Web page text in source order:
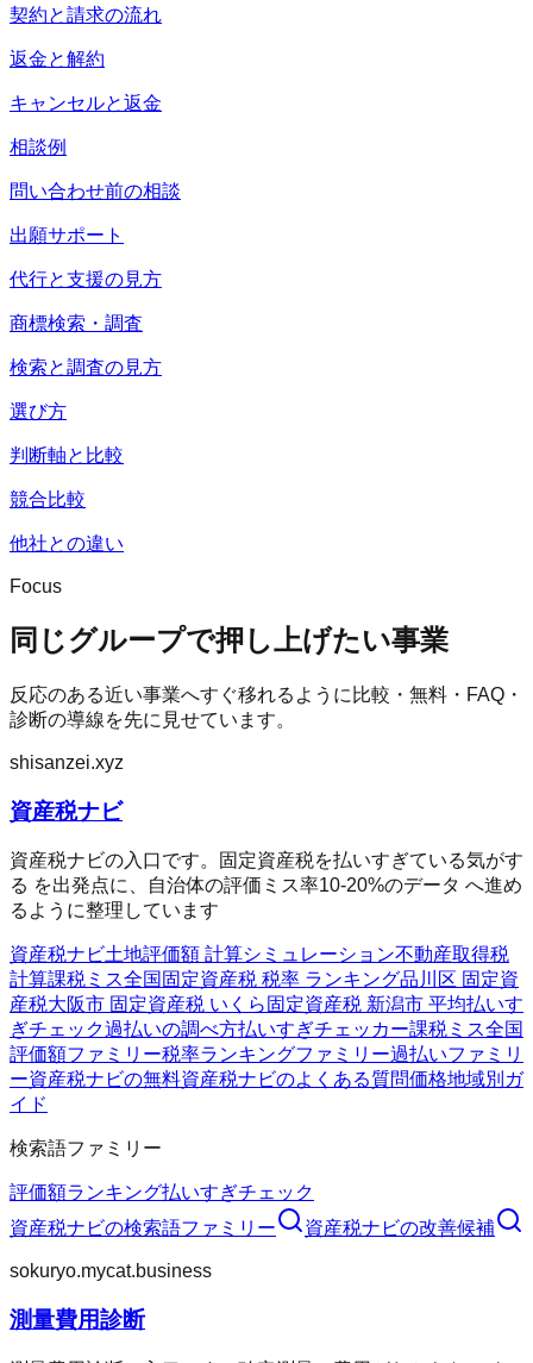
契約と請求の流れ
返金と解約
キャンセルと返金
相談例
問い合わせ前の相談
出願サポート
代行と支援の見方
商標検索・調査
検索と調査の見方
選び方
判断軸と比較
競合比較
他社との違い
Focus
同じグループで押し上げたい事業
反応のある近い事業へすぐ移れるように比較・無料・FAQ・
診断の導線を先に見せています。
shisanzei.xyz
資産税ナビ
資産税ナビの入口です。固定資産税を払いすぎている気がす
る を出発点に、自治体の評価ミス率10-20%のデータ へ進め
るように整理しています
資産税ナビ土地評価額 計算シミュレーション不動産取得税
計算課税ミス全国 固定資産税 税率 ランキング品川区 固定資
産税大阪市 固定資産税 いくら 固定資産税 新潟市 平均払いす
ぎチェック過払いの調べ方払いすぎチェッカー課税ミス全国
評価額ファミリー税率ランキングファミリー過払いファミリ
ー資産税ナビの無料資産税ナビのよくある質問価格地域別ガ
イド
検索語ファミリー
評価額ランキング払いすぎチェック
資産税ナビの検索語ファミリー 資産税ナビの改善候補
sokuryo.mycat.business
測量費用診断